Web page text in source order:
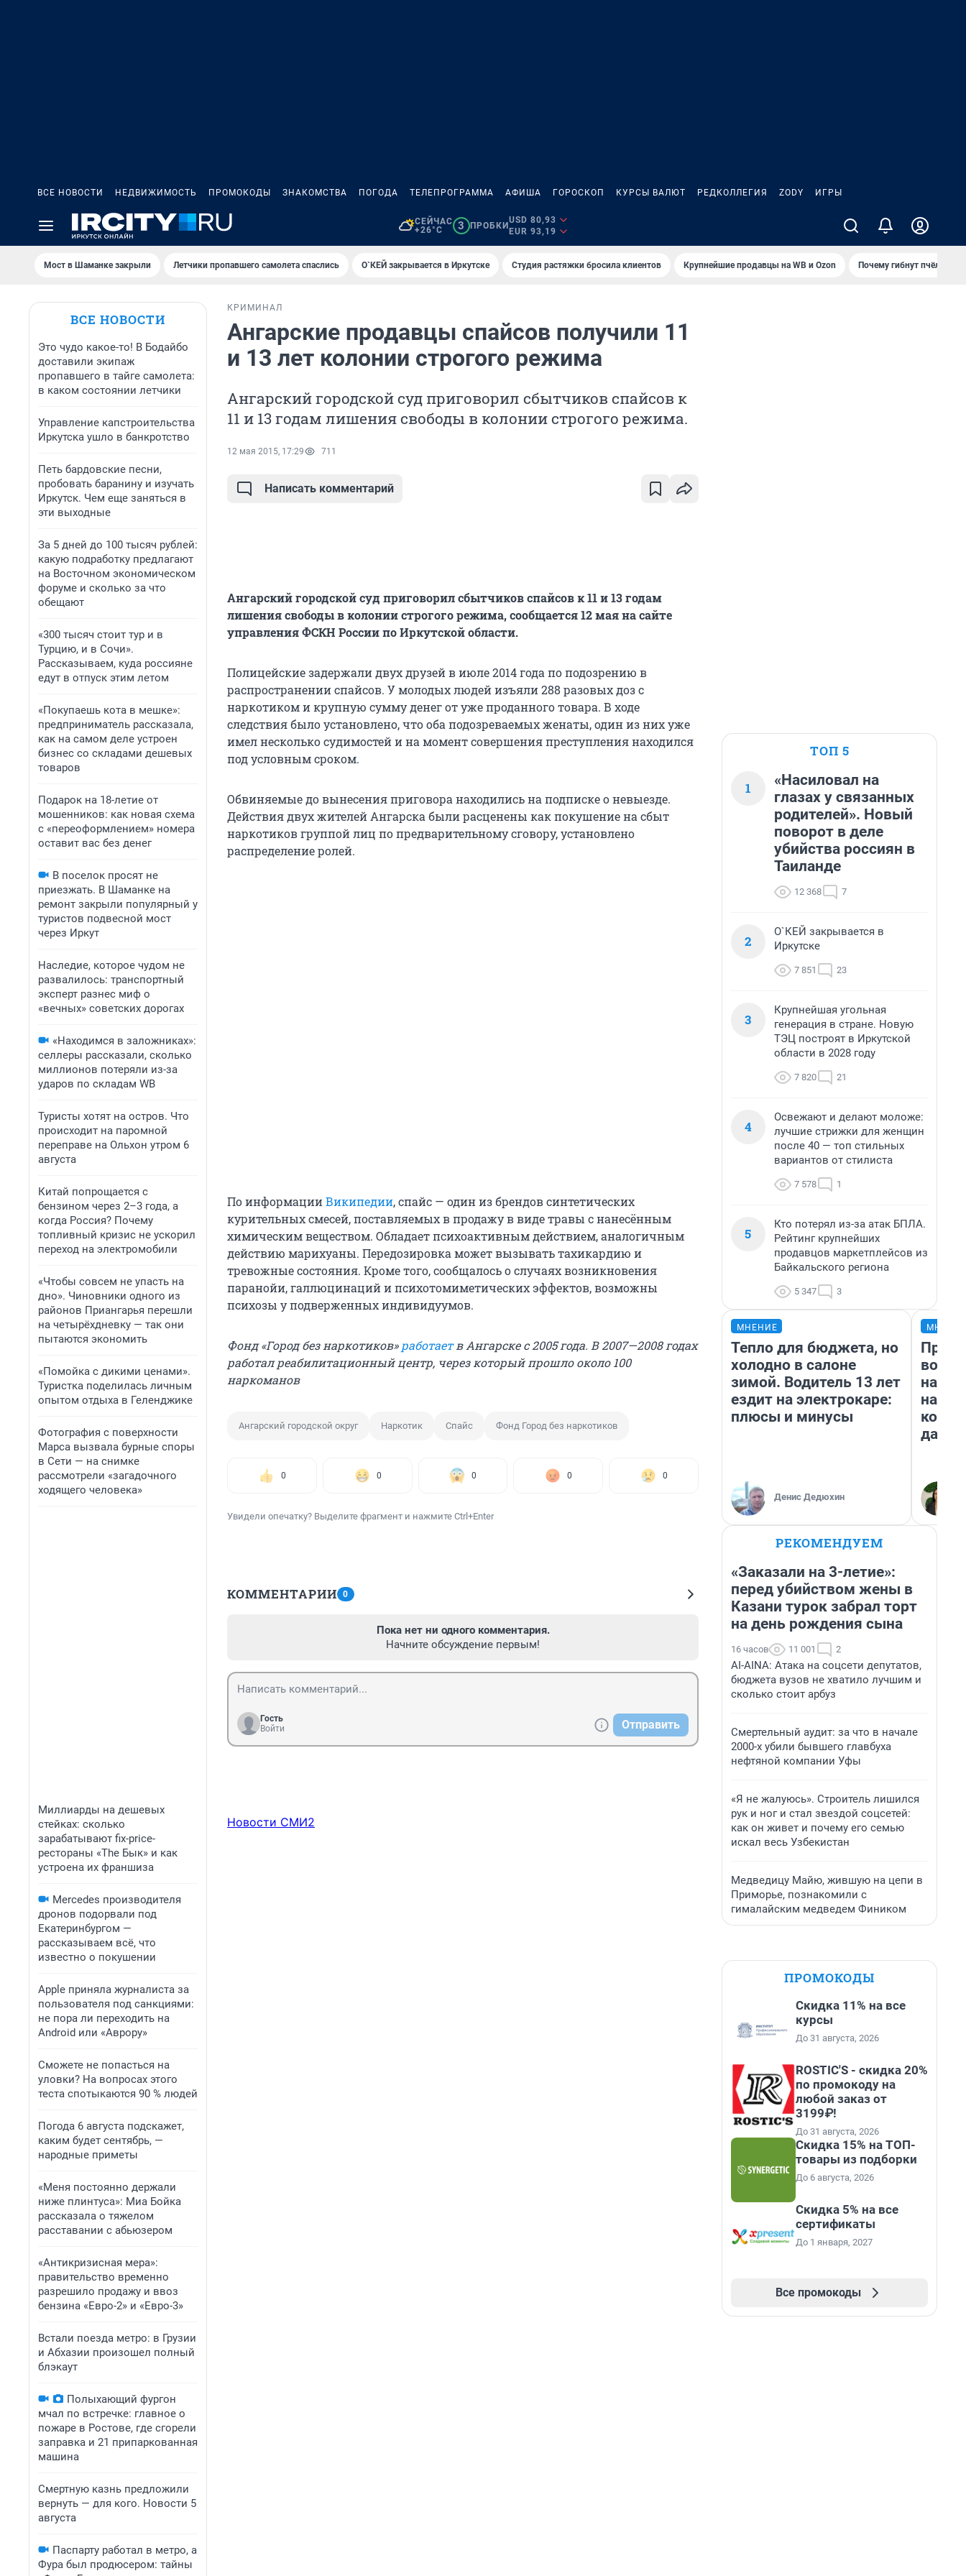
ВСЕ НОВОСТИ НЕДВИЖИМОСТЬ ПРОМОКОДЫ ЗНАКОМСТВА ПОГОДА ТЕЛЕПРОГРАММА АФИША ГОРОСКОП КУРСЫ ВАЛЮТ РЕДКОЛЛЕГИЯ ZODY ИГРЫ
СЕЙЧАС
+26°C
3 ПРОБКИ
USD 80,93
EUR 93,19
Мост в Шаманке закрыли Летчики пропавшего самолета спаслись О`КЕЙ закрывается в Иркутске Студия растяжки бросила клиентов Крупнейшие продавцы на WB и Ozon Почему гибнут пчёлы?
ВСЕ НОВОСТИ
Это чудо какое-то! В Бодайбо
доставили экипаж
пропавшего в тайге самолета:
в каком состоянии летчики
Управление капстроительства
Иркутска ушло в банкротство
Петь бардовские песни,
пробовать баранину и изучать
Иркутск. Чем еще заняться в
эти выходные
За 5 дней до 100 тысяч рублей:
какую подработку предлагают
на Восточном экономическом
форуме и сколько за что
обещают
«300 тысяч стоит тур и в
Турцию, и в Сочи».
Рассказываем, куда россияне
едут в отпуск этим летом
«Покупаешь кота в мешке»:
предприниматель рассказала,
как на самом деле устроен
бизнес со складами дешевых
товаров
Подарок на 18-летие от
мошенников: как новая схема
с «переоформлением» номера
оставит вас без денег
В поселок просят не
приезжать. В Шаманке на
ремонт закрыли популярный у
туристов подвесной мост
через Иркут
Наследие, которое чудом не
развалилось: транспортный
эксперт разнес миф о
«вечных» советских дорогах
«Находимся в заложниках»:
селлеры рассказали, сколько
миллионов потеряли из-за
ударов по складам WB
Туристы хотят на остров. Что
происходит на паромной
переправе на Ольхон утром 6
августа
Китай попрощается с
бензином через 2–3 года, а
когда Россия? Почему
топливный кризис не ускорил
переход на электромобили
«Чтобы совсем не упасть на
дно». Чиновники одного из
районов Приангарья перешли
на четырёхдневку — так они
пытаются экономить
«Помойка с дикими ценами».
Туристка поделилась личным
опытом отдыха в Геленджике
Фотография с поверхности
Марса вызвала бурные споры
в Сети — на снимке
рассмотрели «загадочного
ходящего человека»
Миллиарды на дешевых
стейках: сколько
зарабатывают fix-price-
рестораны «The Бык» и как
устроена их франшиза
Mercedes производителя
дронов подорвали под
Екатеринбургом —
рассказываем всё, что
известно о покушении
Apple приняла журналиста за
пользователя под санкциями:
не пора ли переходить на
Android или «Аврору»
Сможете не попасться на
уловки? На вопросах этого
теста спотыкаются 90 % людей
Погода 6 августа подскажет,
каким будет сентябрь, —
народные приметы
«Меня постоянно держали
ниже плинтуса»: Миа Бойка
рассказала о тяжелом
расставании с абьюзером
«Антикризисная мера»:
правительство временно
разрешило продажу и ввоз
бензина «Евро-2» и «Евро-3»
Встали поезда метро: в Грузии
и Абхазии произошел полный
блэкаут
Полыхающий фургон
мчал по встречке: главное о
пожаре в Ростове, где сгорели
заправка и 21 припаркованная
машина
Смертную казнь предложили
вернуть — для кого. Новости 5
августа
Паспарту работал в метро, а
Фура был продюсером: тайны
КРИМИНАЛ
Ангарские продавцы спайсов получили 11
и 13 лет колонии строгого режима
Ангарский городской суд приговорил сбытчиков спайсов к
11 и 13 годам лишения свободы в колонии строгого режима.
12 мая 2015, 17:29 711
Написать комментарий
Ангарский городской суд приговорил сбытчиков спайсов к 11 и 13 годам
лишения свободы в колонии строгого режима, сообщается 12 мая на сайте
управления ФСКН России по Иркутской области.
Полицейские задержали двух друзей в июле 2014 года по подозрению в
распространении спайсов. У молодых людей изъяли 288 разовых доз с
наркотиком и крупную сумму денег от уже проданного товара. В ходе
следствия было установлено, что оба подозреваемых женаты, один из них уже
имел несколько судимостей и на момент совершения преступления находился
под условным сроком.
Обвиняемые до вынесения приговора находились на подписке о невыезде.
Действия двух жителей Ангарска были расценены как покушение на сбыт
наркотиков группой лиц по предварительному сговору, установлено
распределение ролей.
По информацииВикипедии, спайс — один из брендов синтетических
курительных смесей, поставляемых в продажу в виде травы с нанесённым
химическим веществом. Обладает психоактивным действием, аналогичным
действию марихуаны. Передозировка может вызывать тахикардию и
тревожные состояния. Кроме того, сообщалось о случаях возникновения
паранойи, галлюцинаций и психотомиметических эффектов, возможны
психозы у подверженных индивидуумов.
Фонд «Город без наркотиков» работаетв Ангарске с 2005 года. В 2007—2008 годах
работал реабилитационный центр, через который прошло около 100
наркоманов
Ангарский городской округ Наркотик Спайс Фонд Город без наркотиков
0 0 0 0 0
Увидели опечатку? Выделите фрагмент и нажмите Ctrl+Enter
КОММЕНТАРИИ 0
Пока нет ни одного комментария.
Начните обсуждение первым!
Гость
Войти
Отправить
Новости СМИ2
ТОП 5
1
«Насиловал на
глазах у связанных
родителей». Новый
поворот в деле
убийства россиян в
Таиланде
12 368 7
2
О`КЕЙ закрывается в
Иркутске
7 851 23
3
Крупнейшая угольная
генерация в стране. Новую
ТЭЦ построят в Иркутской
области в 2028 году
7 820 21
4
Освежают и делают моложе:
лучшие стрижки для женщин
после 40 — топ стильных
вариантов от стилиста
7 578 1
5
Кто потерял из-за атак БПЛА.
Рейтинг крупнейших
продавцов маркетплейсов из
Байкальского региона
5 347 3
МНЕНИЕ
Тепло для бюджета, но
холодно в салоне
зимой. Водитель 13 лет
ездит на электрокаре:
плюсы и минусы
Денис Дедюхин
нам
даже
РЕКОМЕНДУЕМ
«Заказали на 3-летие»:
перед убийством жены в
Казани турок забрал торт
на день рождения сына
16 часов 11 001 2
AI-AINA: Атака на соцсети депутатов,
бюджета вузов не хватило лучшим и
сколько стоит арбуз
Смертельный аудит: за что в начале
2000-х убили бывшего главбуха
нефтяной компании Уфы
«Я не жалуюсь». Строитель лишился
рук и ног и стал звездой соцсетей:
как он живет и почему его семью
искал весь Узбекистан
Медведицу Майю, жившую на цепи в
Приморье, познакомили с
гималайским медведем Фиником
ПРОМОКОДЫ
Скидка 11% на все
курсы
До 31 августа, 2026
ROSTIC'S - скидка 20%
по промокоду на
любой заказ от
3199₽!
До 31 августа, 2026
Скидка 15% на ТОП-
товары из подборки
До 6 августа, 2026
Скидка 5% на все
сертификаты
До 1 января, 2027
Все промокоды